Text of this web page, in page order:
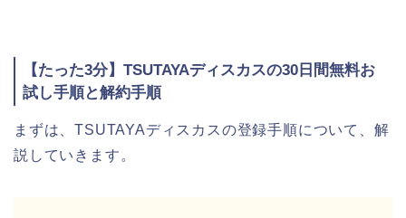
【たった3分】TSUTAYAディスカスの30日間無料お
試し手順と解約手順
まずは、TSUTAYAディスカスの登録手順について、解
説していきます。